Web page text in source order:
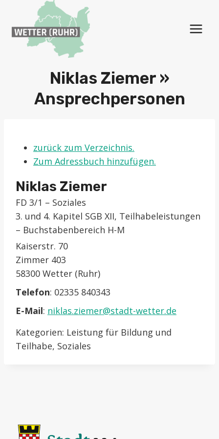
springen
Niklas Ziemer »
Ansprechpersonen
zurück zum Verzeichnis.
Zum Adressbuch hinzufügen.
Niklas Ziemer
FD 3/1 – Soziales
3. und 4. Kapitel SGB XII, Teilhabeleistungen
– Buchstabenbereich H-M
Kaiserstr. 70
Zimmer 403
58300 Wetter (Ruhr)
Telefon: 02335 840343
E-Mail: niklas.ziemer@stadt-wetter.de
Kategorien: Leistung für Bildung und
Teilhabe, Soziales